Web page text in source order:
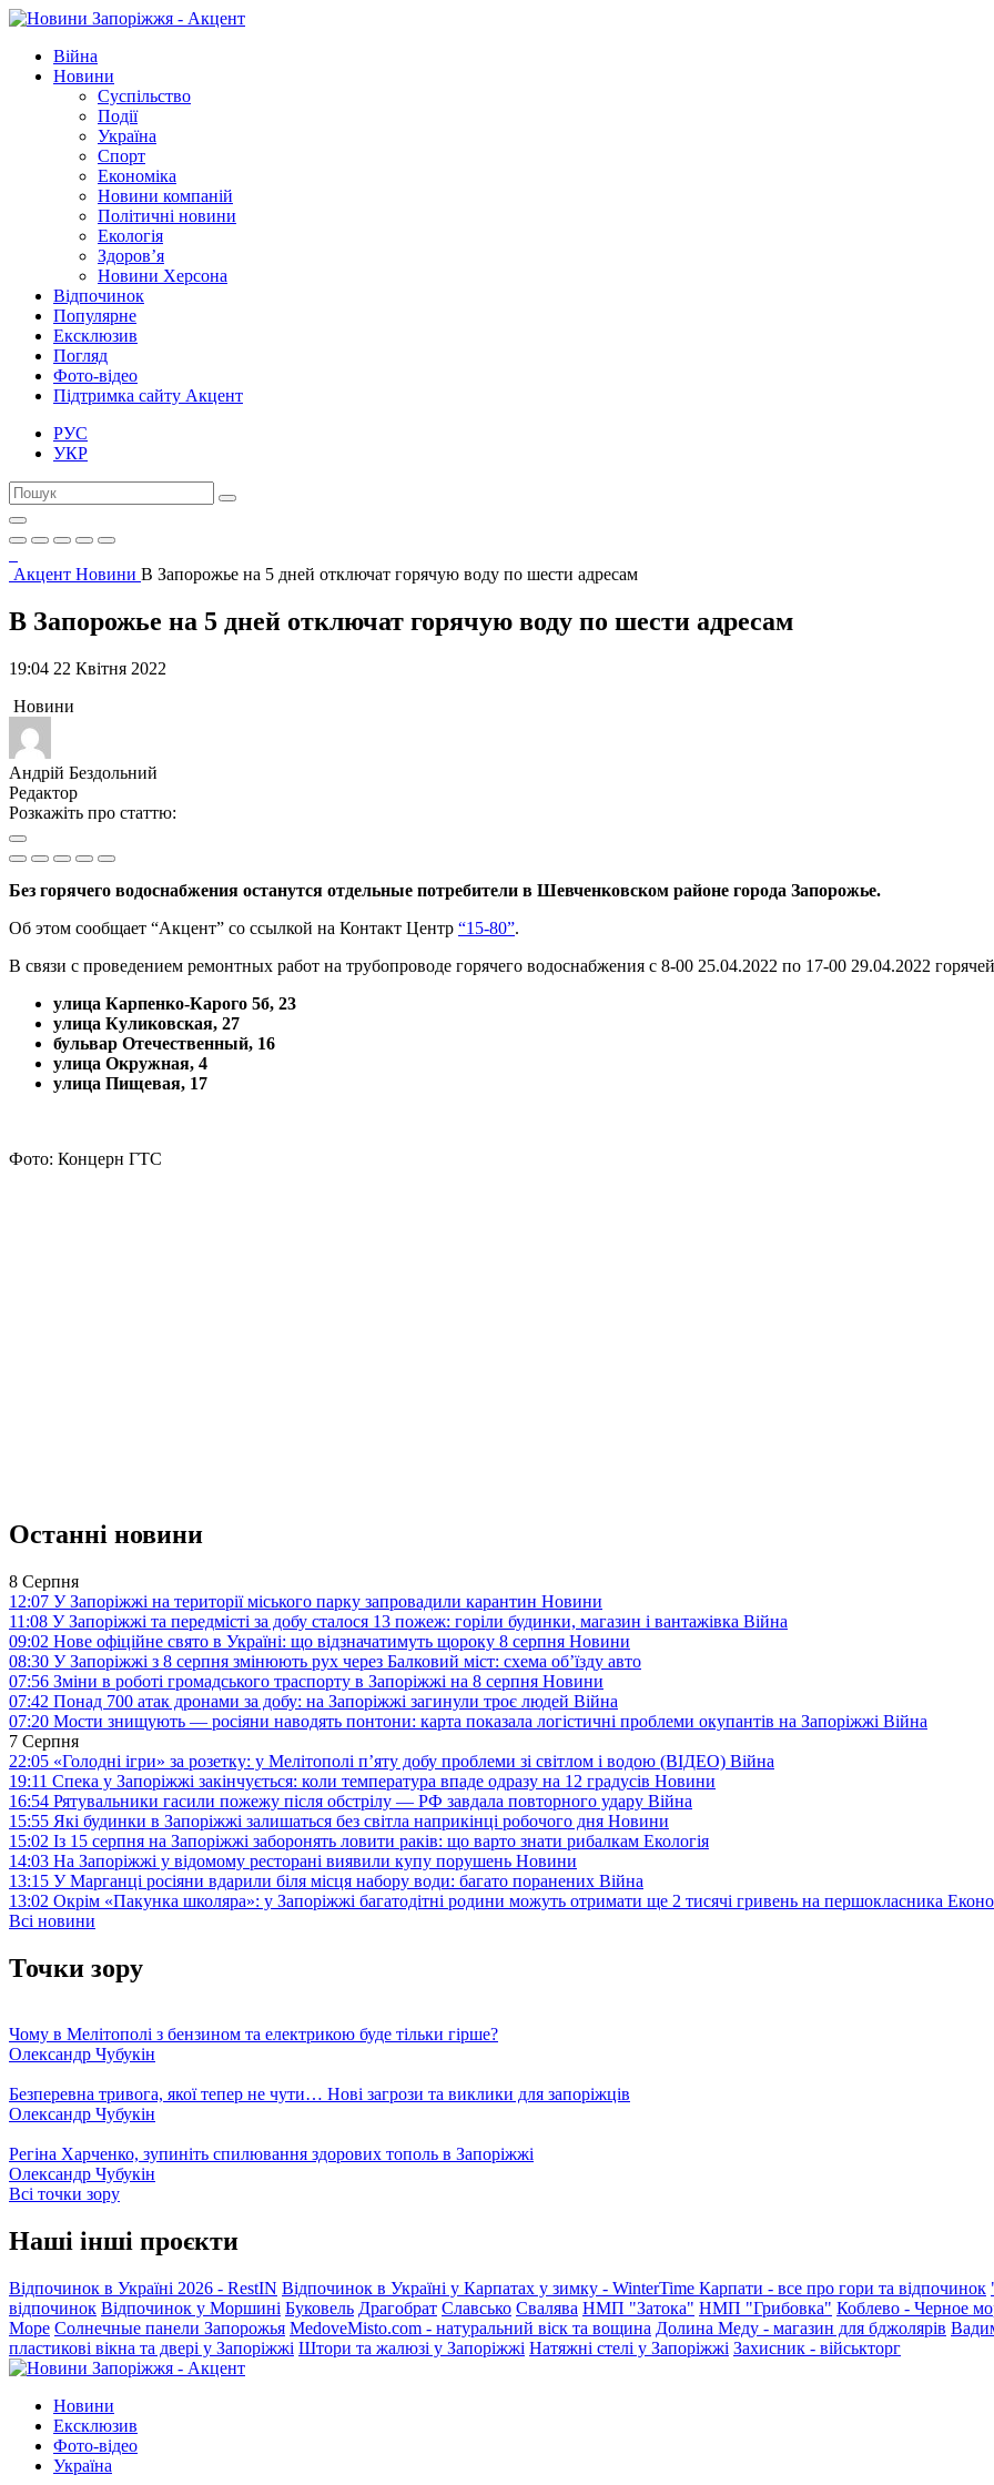
Війна
Новини
Суспільство
Події
Україна
Спорт
Економіка
Новини компаній
Політичні новини
Екологія
Здоров’я
Новини Херсона
Відпочинок
Популярне
Ексклюзив
Погляд
Фото-відео
Підтримка сайту Акцент
РУС
УКР
Акцент Новини В Запорожье на 5 дней отключат горячую воду по шести адресам
В Запорожье на 5 дней отключат горячую воду по шести адресам
19:04 22 Квітня 2022
Новини
Андрій Бездольний
Редактор
Розкажіть про статтю:
Без горячего водоснабжения останутся отдельные потребители в Шевченковском районе города Запорожье.
Об этом сообщает “Акцент” со ссылкой на Контакт Центр “15-80”.
В связи с проведением ремонтных работ на трубопроводе горячего водоснабжения с 8-00 25.04.2022 по 17-00 29.04.2022
улица Карпенко-Карого 5б, 23
улица Куликовская, 27
бульвар Отечественный, 16
улица Окружная, 4
улица Пищевая, 17
Фото: Концерн ГТС
Останні новини
8 Серпня
12:07 У Запоріжжі на території міського парку запровадили карантин Новини
11:08 У Запоріжжі та передмісті за добу сталося 13 пожеж: горіли будинки, магазин і вантажівка Війна
09:02 Нове офіційне свято в Україні: що відзначатимуть щороку 8 серпня Новини
08:30 У Запоріжжі з 8 серпня змінюють рух через Балковий міст: схема об’їзду авто
07:56 Зміни в роботі громадського траспорту в Запоріжжі на 8 серпня Новини
07:42 Понад 700 атак дронами за добу: на Запоріжжі загинули троє людей Війна
07:20 Мости знищують — росіяни наводять понтони: карта показала логістичні проблеми окупантів на Запоріжжі Війна
7 Серпня
22:05 «Голодні ігри» за розетку: у Мелітополі п’яту добу проблеми зі світлом і водою (ВІДЕО) Війна
19:11 Спека у Запоріжжі закінчується: коли температура впаде одразу на 12 градусів Новини
16:54 Рятувальники гасили пожежу після обстрілу — РФ завдала повторного удару Війна
15:55 Які будинки в Запоріжжі залишаться без світла наприкінці робочого дня Новини
15:02 Із 15 серпня на Запоріжжі заборонять ловити раків: що варто знати рибалкам Екологія
14:03 На Запоріжжі у відомому ресторані виявили купу порушень Новини
13:15 У Марганці росіяни вдарили біля місця набору води: багато поранених Війна
13:02 Окрім «Пакунка школяра»: у Запоріжжі багатодітні родини можуть отримати ще 2 тисячі гривень на першокласника
Всі новини
Точки зору
Чому в Мелітополі з бензином та електрикою буде тільки гірше?
Олександр Чубукін
Безперевна тривога, якої тепер не чути… Нові загрози та виклики для запоріжців
Олександр Чубукін
Регіна Харченко, зупиніть спилювання здорових тополь в Запоріжжі
Олександр Чубукін
Всі точки зору
Наші інші проєкти
Відпочинок в Україні 2026 - RestIN Відпочинок в Україні у Карпатах у зимку - WinterTime Карпати - все про гори та відпочинок
відпочинок Відпочинок у Моршині Буковель Драгобрат Славсько Свалява НМП "Затока" НМП "Грибовка" Коблево - Черное
Море Солнечные панели Запорожья MedoveMisto.com - натуральний віск та вощина Долина Меду - магазин для бджолярів
пластикові вікна та двері у Запоріжжі Штори та жалюзі у Запоріжжі Натяжні стелі у Запоріжжі Захисник - військторг
Новини
Ексклюзив
Фото-відео
Україна